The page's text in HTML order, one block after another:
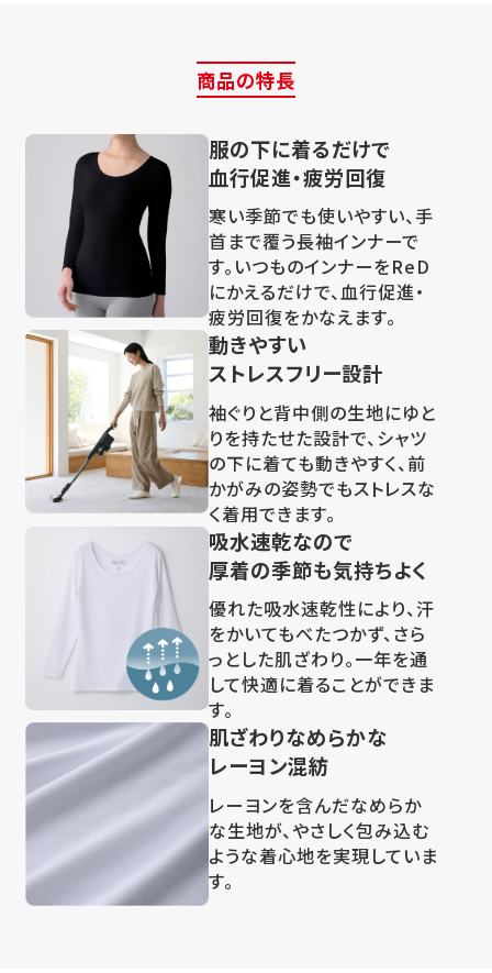
商品の特長
服の下に着るだけで
血行促進・疲労回復
寒い季節でも使いやすい、手
首まで覆う長袖インナーで
す。いつものインナーをReD
にかえるだけで、血行促進・
疲労回復をかなえます。
動きやすい
ストレスフリー設計
袖ぐりと背中側の生地にゆと
りを持たせた設計で、シャツ
の下に着ても動きやすく、前
かがみの姿勢でもストレスな
く着用できます。
吸水速乾なので
厚着の季節も気持ちよく
優れた吸水速乾性により、汗
をかいてもべたつかず、さら
っとした肌ざわり。一年を通
して快適に着ることができま
す。
肌ざわりなめらかな
レーヨン混紡
レーヨンを含んだなめらか
な生地が、やさしく包み込む
ような着心地を実現していま
す。